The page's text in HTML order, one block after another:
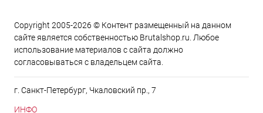
Copyright 2005-2026 © Контент размещенный на данном
сайте является cобственностью Brutalshop.ru. Любое
использование материалов с сайта должно
согласовываться с владельцем сайта.
г. Санкт-Петербург, Чкаловский пр., 7
ИНФО